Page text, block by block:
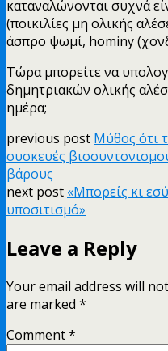
καταναλώνονται συχνά
(ποικιλίες μη ολικής
άσπρο ψωμί, hominy
Τώρα μπορείτε να
δημητριακών ολικής
ημέρα;
previous post Μύθος ότι
συσκευές
βάρους
next post «Μπορείς κι
υποσιτισμό»
Leave a Reply
Your email address will
are marked *
Comment*